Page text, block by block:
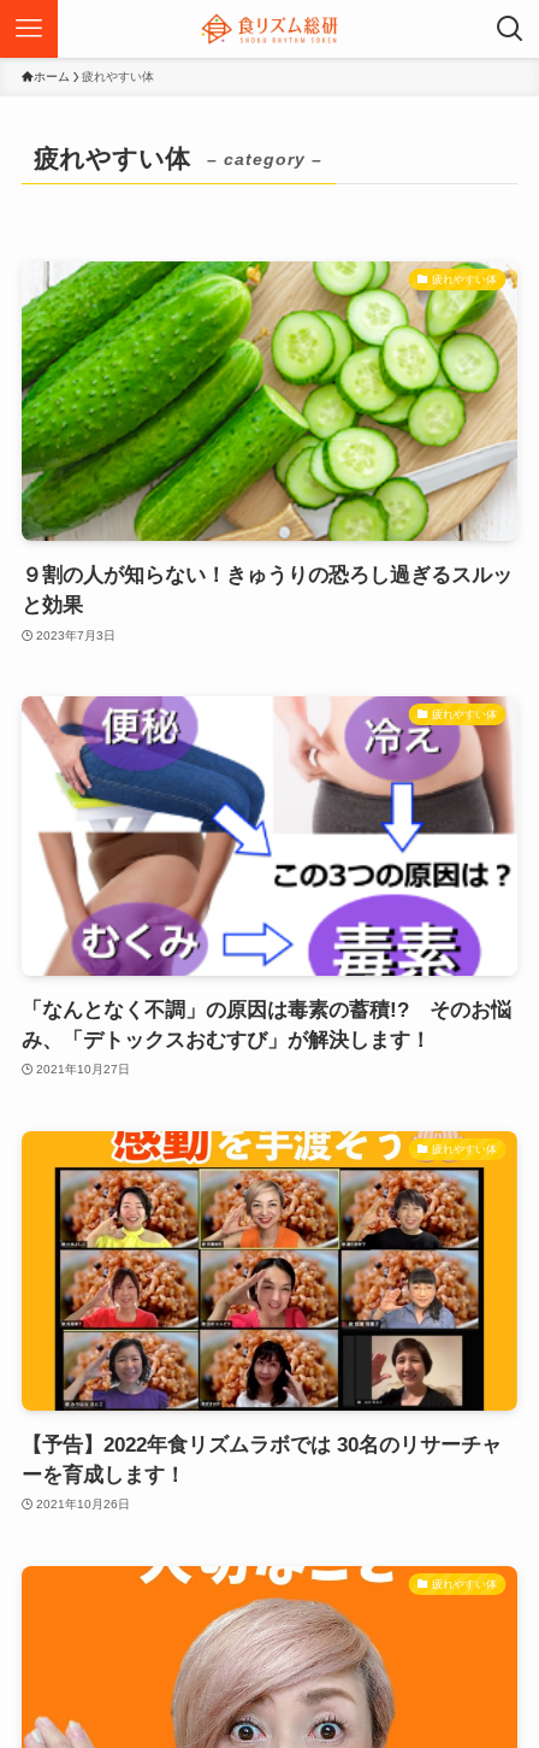
ホーム 疲れやすい体
疲れやすい体 – category –
疲れやすい体
９割の人が知らない！きゅうりの恐ろし過ぎるスルッ
と効果
2023年7月3日
疲れやすい体
「なんとなく不調」の原因は毒素の蓄積!? そのお悩
み、「デトックスおむすび」が解決します！
2021年10月27日
疲れやすい体
【予告】2022年食リズムラボでは 30名のリサーチャ
ーを育成します！
2021年10月26日
疲れやすい体